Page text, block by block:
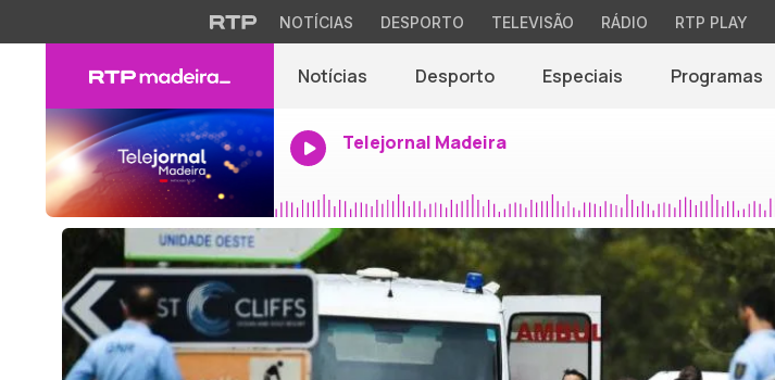
NOTÍCIAS DESPORTO TELEVISÃO RÁDIO RTP PLAY
Notícias Desporto Especiais Programas
Telejornal Madeira